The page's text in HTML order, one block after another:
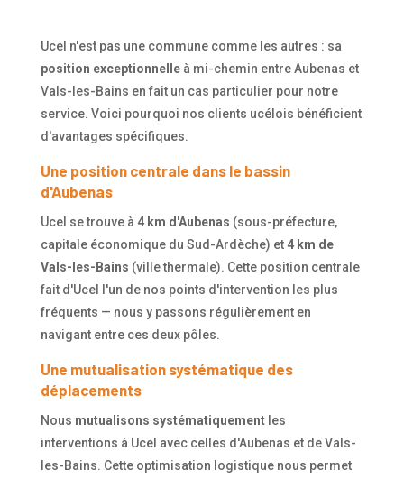
Ucel n'est pas une commune comme les autres : sa
position exceptionnelleà mi-chemin entre Aubenas et
Vals-les-Bains en fait un cas particulier pour notre
service. Voici pourquoi nos clients ucélois bénéficient
d'avantages spécifiques.
Une position centrale dans le bassin
d'Aubenas
Ucel se trouve à 4 km d'Aubenas (sous-préfecture,
capitale économique du Sud-Ardèche) et 4 km de
Vals-les-Bains (ville thermale). Cette position centrale
fait d'Ucel l'un de nos points d'intervention les plus
fréquents — nous y passons régulièrement en
navigant entre ces deux pôles.
Une mutualisation systématique des
déplacements
Nous mutualisons systématiquementles
interventions à Ucel avec celles d'Aubenas et de Vals-
les-Bains. Cette optimisation logistique nous permet